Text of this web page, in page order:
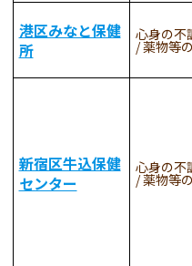
港区みなと保健
所
心身の不
薬物等
新宿区牛込保健
センター
心身の不
薬物等